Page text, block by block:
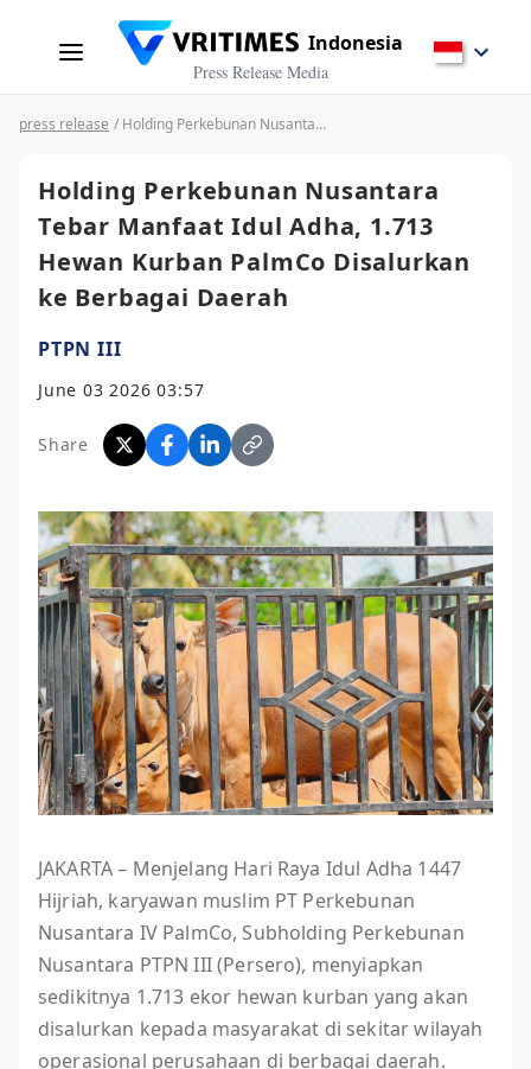
Indonesia
Press Release Media
press release / Holding Perkebunan Nusantara Tebar Manfaat Idul Adha, 1.713 Hewan Kurban PalmCo Disalurkan ke Berbagai Daerah
Holding Perkebunan Nusantara
Tebar Manfaat Idul Adha, 1.713
Hewan Kurban PalmCo Disalurkan
ke Berbagai Daerah
PTPN III
June 03 2026 03:57
Share
JAKARTA – Menjelang Hari Raya Idul Adha 1447
Hijriah, karyawan muslim PT Perkebunan
Nusantara IV PalmCo, Subholding Perkebunan
Nusantara PTPN III (Persero), menyiapkan
sedikitnya 1.713 ekor hewan kurban yang akan
disalurkan kepada masyarakat di sekitar wilayah
operasional perusahaan di berbagai daerah.